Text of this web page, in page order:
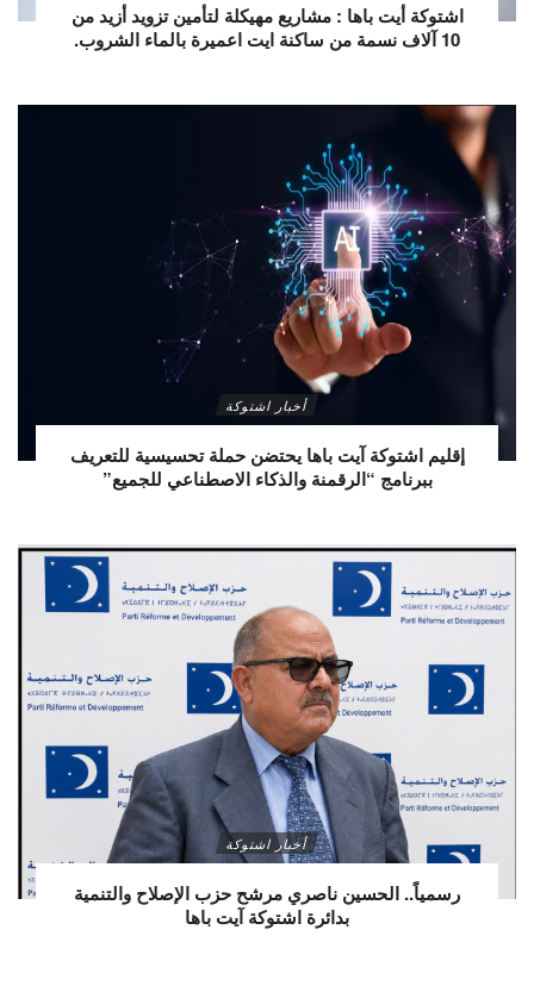
اشتوكة أيت باها : مشاريع مهيكلة لتأمين تزويد أزيد من
10 آلاف نسمة من ساكنة ايت اعميرة بالماء الشروب.
أخبار اشتوكة
إقليم اشتوكة آيت باها يحتضن حملة تحسيسية للتعريف
ببرنامج “الرقمنة والذكاء الاصطناعي للجميع”
أخبار اشتوكة
رسمياً.. الحسين ناصري مرشح حزب الإصلاح والتنمية
بدائرة اشتوكة آيت باها